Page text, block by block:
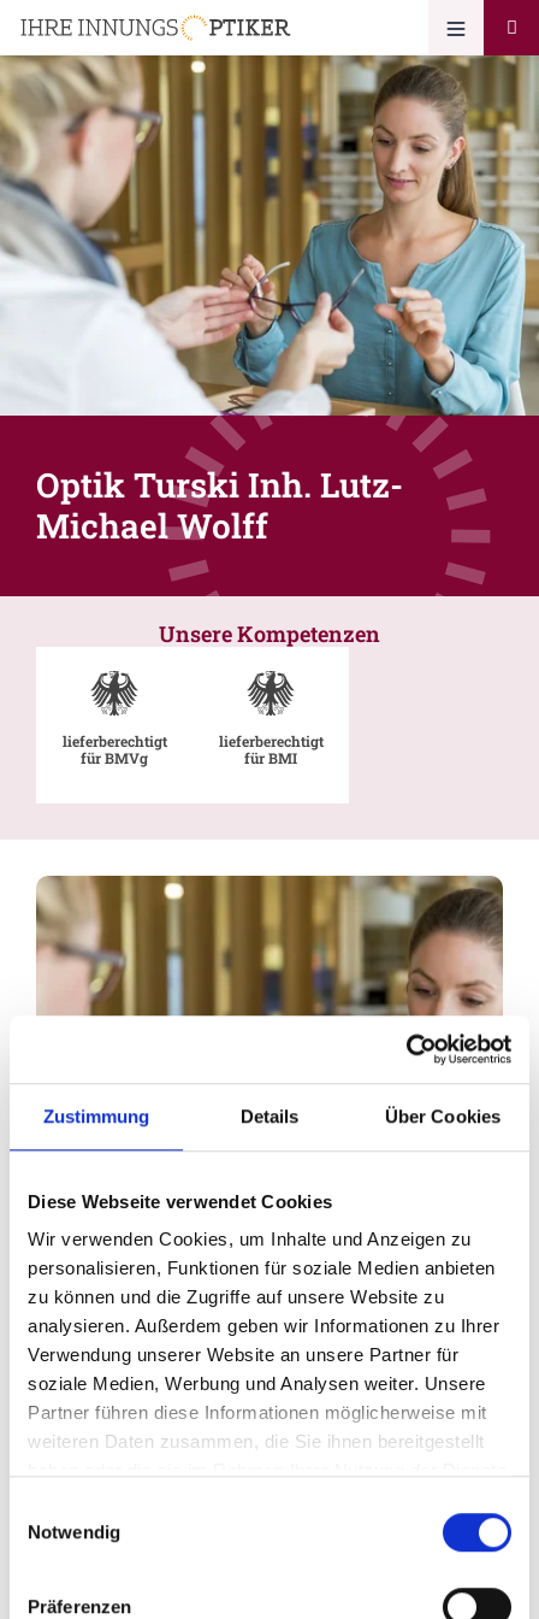
Zustimmung Details Über Cookies
Diese Webseite verwendet Cookies
Wir verwenden Cookies, um Inhalte und Anzeigen zu
personalisieren, Funktionen für soziale Medien anbieten
zu können und die Zugriffe auf unsere Website zu
analysieren. Außerdem geben wir Informationen zu Ihrer
Verwendung unserer Website an unsere Partner für
soziale Medien, Werbung und Analysen weiter. Unsere
Partner führen diese Informationen möglicherweise mit
weiteren Daten zusammen, die Sie ihnen bereitgestellt
Notwendig
Präferenzen
Optik Turski Inh. Lutz-
Michael Wolff
Unsere Kompetenzen
lieferberechtigt
für BMVg
lieferberechtigt
für BMI
Ihr Partner für optimales
Sehen in Steinen
Als erster Ansprechpartner für das gute Sehen sind wir
als Augenoptiker in Steinen mehr als „nur“ diejenigen,
die sich um die jeweilige optisch, anatomisch und
ästhetisch perfekt auf Ihre individuellen Wünsche und
auch oft die Ersten, die eventuelle Auffälligkeiten am